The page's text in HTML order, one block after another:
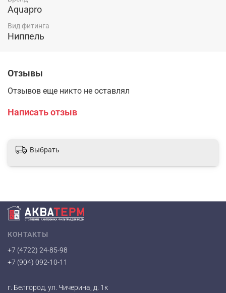
Aquapro
Вид фитинга
Ниппель
Отзывы
Отзывов еще никто не оставлял
Написать отзыв
Выбрать
КОНТАКТЫ
+7 (4722) 24-85-98
+7 (904) 092-10-11
г. Белгород, ул. Чичерина, д. 1к